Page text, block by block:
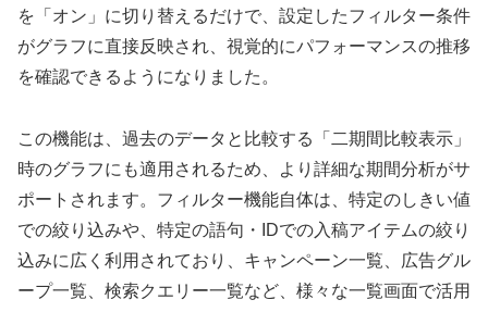
を「オン」に切り替えるだけで、設定したフィルター条件
がグラフに直接反映され、視覚的にパフォーマンスの推移
を確認できるようになりました。
この機能は、過去のデータと比較する「二期間比較表示」
時のグラフにも適用されるため、より詳細な期間分析がサ
ポートされます。フィルター機能自体は、特定のしきい値
での絞り込みや、特定の語句・IDでの入稿アイテムの絞り
込みに広く利用されており、キャンペーン一覧、広告グル
ープ一覧、検索クエリー一覧など、様々な一覧画面で活用